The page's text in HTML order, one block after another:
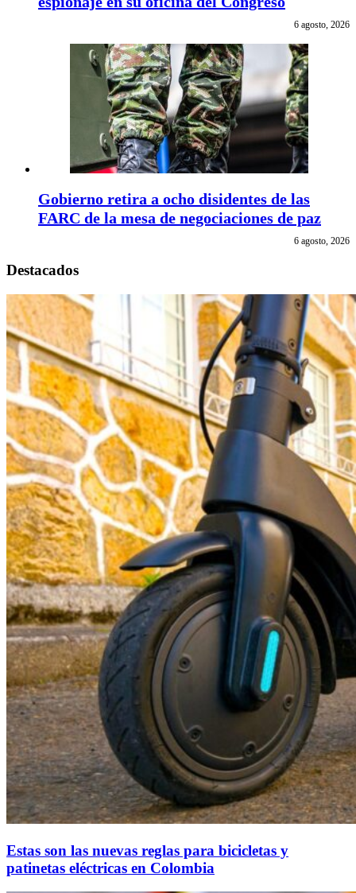
6 agosto, 2026
Gobierno retira a ocho disidentes de las
FARC de la mesa de negociaciones de paz
6 agosto, 2026
Destacados
Estas son las nuevas reglas para bicicletas y
patinetas eléctricas en Colombia